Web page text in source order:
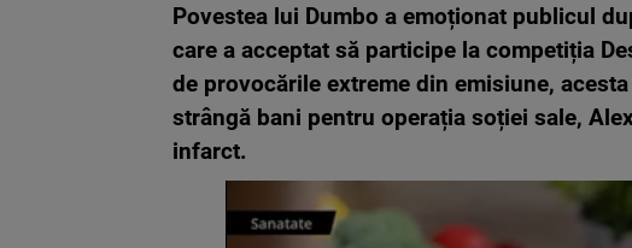
Povestea lui Dumbo a emoționat publicul
care a acceptat să participe la competiția
de provocările extreme din emisiune,
strângă bani pentru operația soției sale,
infarct.